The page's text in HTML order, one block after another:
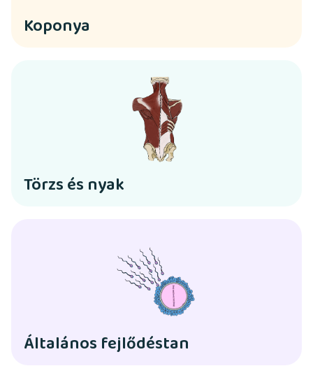
Koponya
Törzs és nyak
Általános fejlődéstan